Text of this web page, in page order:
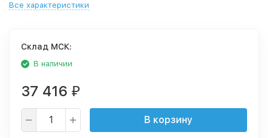
Все характеристики
Cклад МСК:
В наличии
37 416 ₽
В корзину